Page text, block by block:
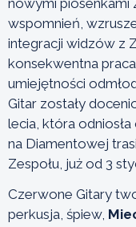
wspomnień,
integracji widzów z
konsekwentna
umiejętności
Gitar zostały
lecia, która
na Diamentowej
Zespołu, już od 3
Czerwone Gitary
perkusja, śpiew,